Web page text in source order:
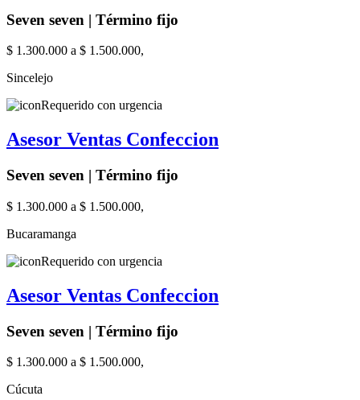
Seven seven | Término fijo
$ 1.300.000 a $ 1.500.000,
Sincelejo
Requerido con urgencia
Asesor Ventas Confeccion
Seven seven | Término fijo
$ 1.300.000 a $ 1.500.000,
Bucaramanga
Requerido con urgencia
Asesor Ventas Confeccion
Seven seven | Término fijo
$ 1.300.000 a $ 1.500.000,
Cúcuta